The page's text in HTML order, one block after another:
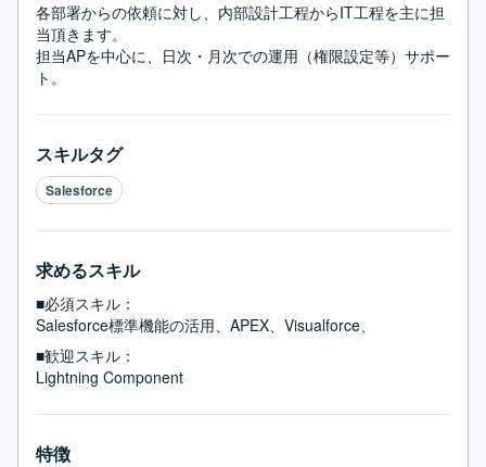
各部署からの依頼に対し、内部設計工程からIT工程を主に担
当頂きます。
担当APを中心に、日次・月次での運用（権限設定等）サポー
ト。
スキルタグ
Salesforce
求めるスキル
■必須スキル：
Salesforce標準機能の活用、APEX、Visualforce、
■歓迎スキル：
Lightning Component
特徴